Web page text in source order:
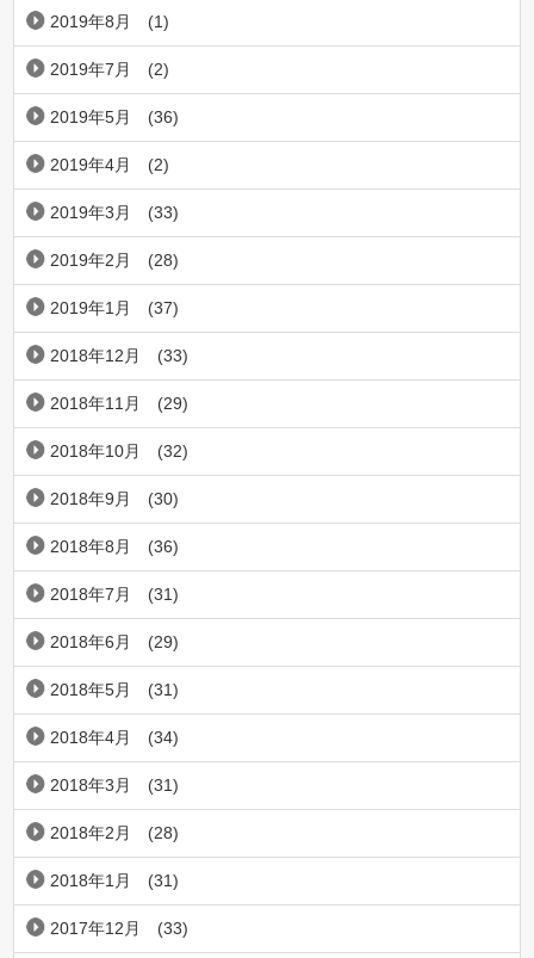
2019年8月 (1)
2019年7月 (2)
2019年5月 (36)
2019年4月 (2)
2019年3月 (33)
2019年2月 (28)
2019年1月 (37)
2018年12月 (33)
2018年11月 (29)
2018年10月 (32)
2018年9月 (30)
2018年8月 (36)
2018年7月 (31)
2018年6月 (29)
2018年5月 (31)
2018年4月 (34)
2018年3月 (31)
2018年2月 (28)
2018年1月 (31)
2017年12月 (33)